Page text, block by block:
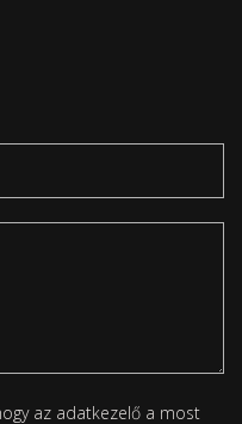
az adatkezelő a most